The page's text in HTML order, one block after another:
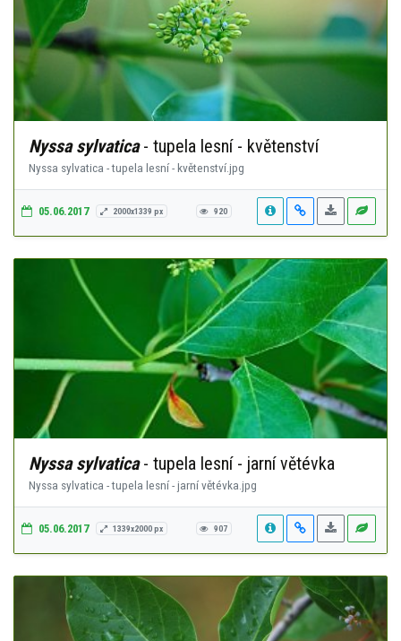
Nyssa sylvatica- tupela lesní - květenství
Nyssa sylvatica - tupela lesní - květenství.jpg
05.06.2017 2000x1339 px 920
Nyssa sylvatica- tupela lesní - jarní větévka
Nyssa sylvatica - tupela lesní - jarní větévka.jpg
05.06.2017 1339x2000 px 907